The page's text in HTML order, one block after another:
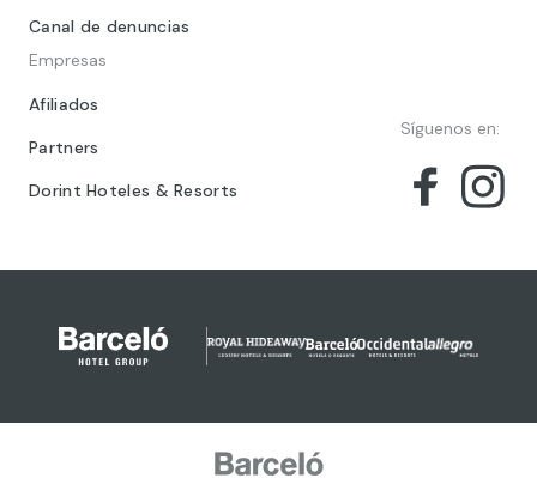
Canal de denuncias
Empresas
Afiliados
Partners
Dorint Hoteles & Resorts
Síguenos en: